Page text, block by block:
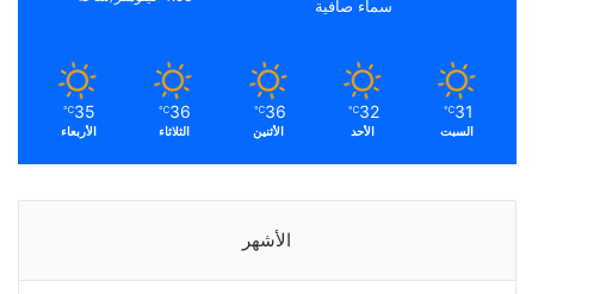
سماء صافية
31
℃
السبت
32
℃
الأحد
36
℃
الأثنين
36
℃
الثلاثاء
35
℃
الأربعاء
الأشهر